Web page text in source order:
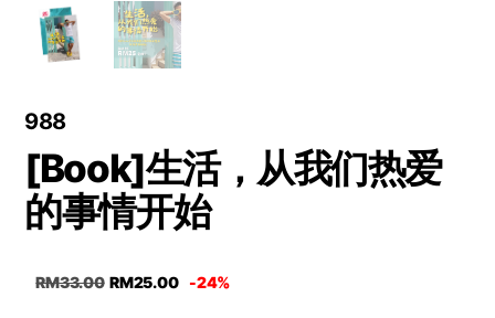
988
[Book]生活，从我们热爱
的事情开始
RM33.00 RM25.00 -24%